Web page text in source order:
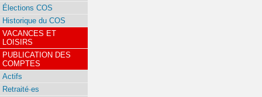
Élections COS
Historique du COS
VACANCES ET
LOISIRS
PUBLICATION DES
COMPTES
Actifs
Retraité·es